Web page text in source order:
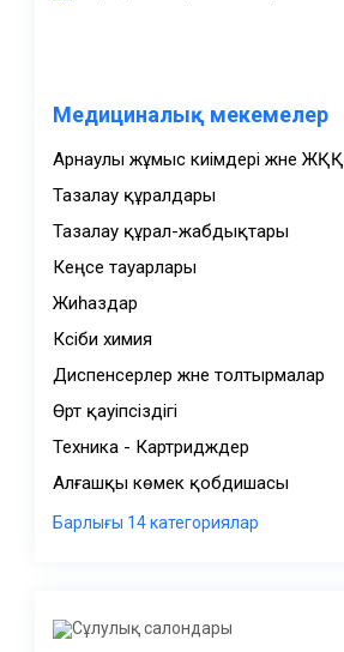
Медициналық мекемелер
Арнаулы жұмыс киімдері және ЖҚҚ
Тазалау құралдары
Тазалау құрал-жабдықтары
Кеңсе тауарлары
Жиһаздар
Кәсіби химия
Диспенсерлер және толтырмалар
Өрт қауіпсіздігі
Техника - Картридждер
Алғашқы көмек қобдишасы